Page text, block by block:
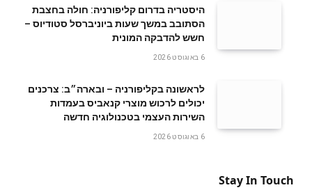
היסטריה בדרום קליפורניה: חולה בחצבת
הסתובב במשך שעות ביוניברסל סטודיוס –
חשש להדבקה המונית
6 באוגוסט 2026
לראשונה בקליפורניה – ובארה״ב: צרכנים
יכולים לרכוש מוצרי קנאביס בעמדות
השירות העצמי בטכנולוגיה חדשה
6 באוגוסט 2026
Stay In Touch